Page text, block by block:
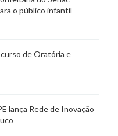
o público infantil
curso de Oratória e
lança Rede de Inovação